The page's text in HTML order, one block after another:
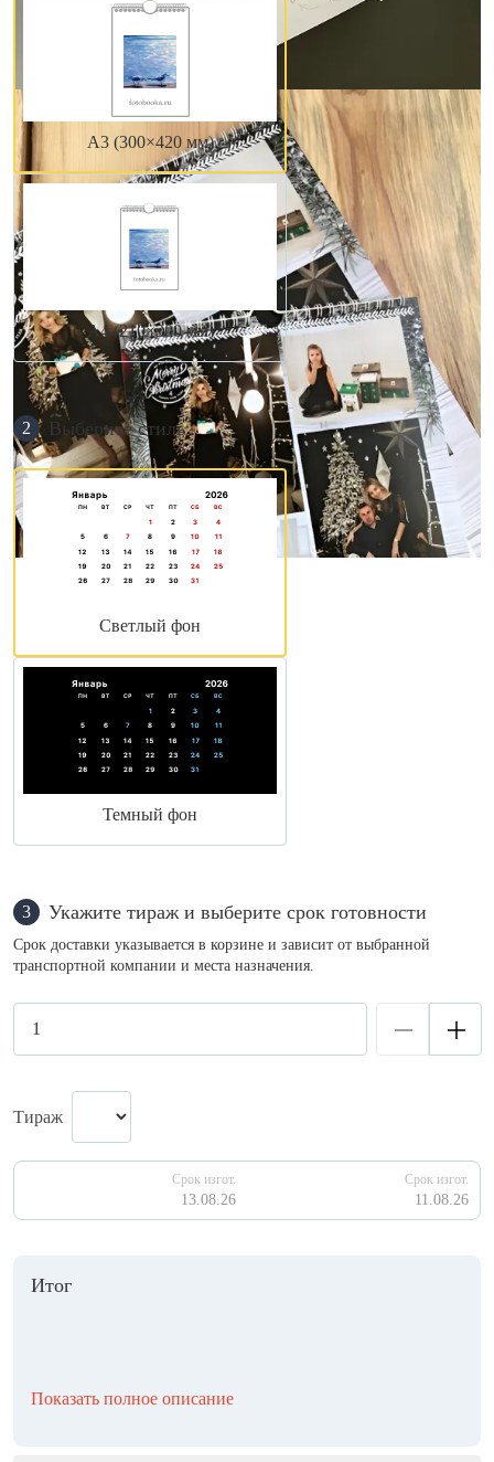
А3 (300×420 мм)
А4 (210×300 мм)
2 Выберите стиль
Светлый фон
Темный фон
3 Укажите тираж и выберите срок готовности
Срок доставки указывается в корзине и зависит от выбранной
транспортной компании и места назначения.
Тираж
Срок изгот.
13.08.26
Срок изгот.
11.08.26
Итог
Показать полное описание